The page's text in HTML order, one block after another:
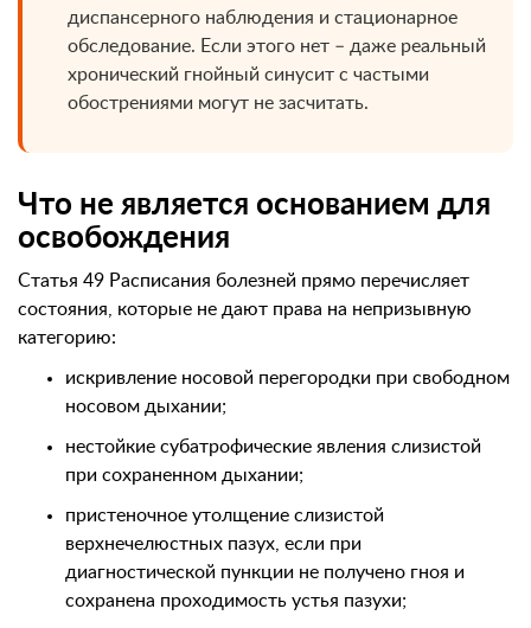
диспансерного наблюдения и стационарное
обследование. Если этого нет – даже реальный
хронический гнойный синусит с частыми
обострениями могут не засчитать.
Что не является основанием для
освобождения
Статья 49 Расписания болезней прямо перечисляет
состояния, которые не дают права на непризывную
категорию:
искривление носовой перегородки при свободном
носовом дыхании;
нестойкие субатрофические явления слизистой
при сохраненном дыхании;
пристеночное утолщение слизистой
верхнечелюстных пазух, если при
диагностической пункции не получено гноя и
сохранена проходимость устья пазухи;